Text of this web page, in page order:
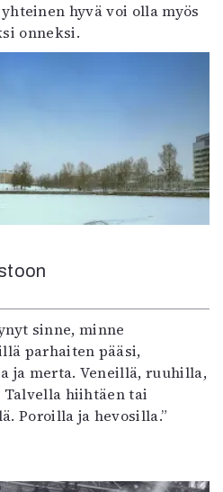
hyvä voi olla myös
onneksi.
sinne, minne
parhaiten pääsi,
ja merta. Veneillä, ruuhilla,
hiihtäen tai
Poroilla ja hevosilla.”